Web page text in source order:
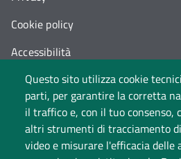
Questo sito utilizza cookie
parti, per garantire la corretta
il traffico e, con il tuo consenso,
altri strumenti di tracciamento
video e misurare l'efficacia delle
Cookie policy
Accessibilità
Cambia idea sui cookie
Dati di monitoraggio